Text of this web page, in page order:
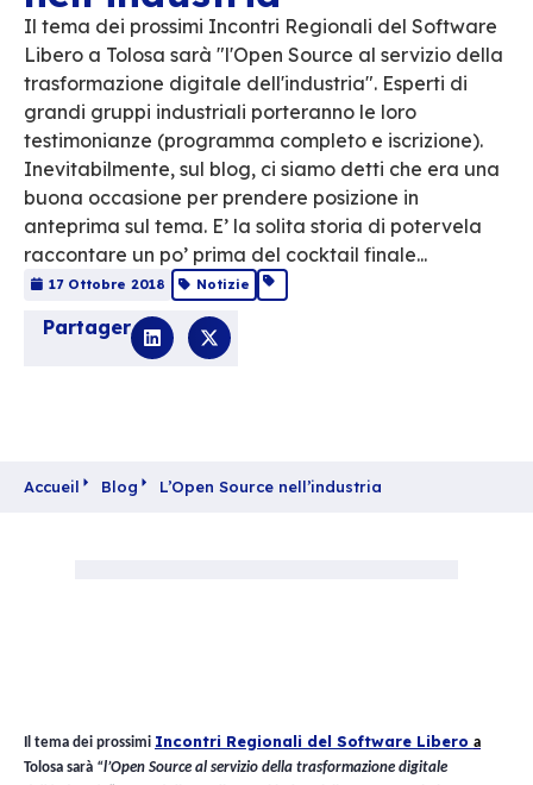
L’Open Source
nell’industria
Il tema dei prossimi Incontri Regionali del
Libero a Tolosa sarà "l'Open Source al
trasformazione digitale dell'industria".
grandi gruppi industriali porteranno le loro
testimonianze (programma completo e
Inevitabilmente, sul blog, ci siamo detti
Accueil Blog L’Open Source nell’industria